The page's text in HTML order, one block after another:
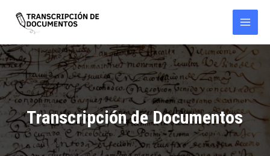
contenido
Main
Transcripción de Documentos